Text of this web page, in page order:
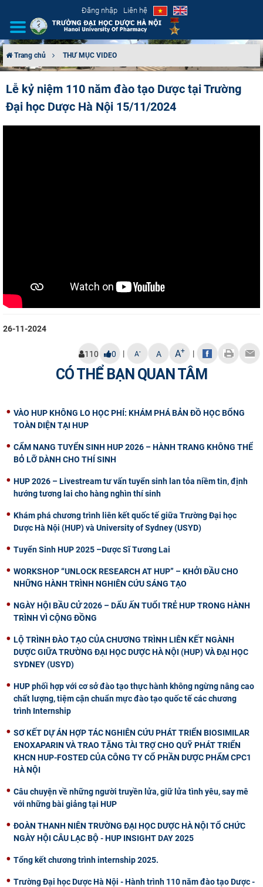
Đăng nhập Liên hệ
CƠ CẤU TỔ CHỨC
CỰU NGƯỜI HỌC
Trang chủ THƯ MỤC VIDEO
Lễ kỷ niệm 110 năm đào tạo Dược tại Trường
Đại học Dược Hà Nội 15/11/2024
26-11-2024
110 0 | A- A A+ |
CÓ THỂ BẠN QUAN TÂM
VÀO HUP KHÔNG LO HỌC PHÍ: KHÁM PHÁ BẢN ĐỒ HỌC BỔNG
TOÀN DIỆN TẠI HUP
CẨM NANG TUYỂN SINH HUP 2026 – HÀNH TRANG KHÔNG THỂ
BỎ LỠ DÀNH CHO THÍ SINH
HUP 2026 – Livestream tư vấn tuyển sinh lan tỏa niềm tin, định
hướng tương lai cho hàng nghìn thí sinh
Khám phá chương trình liên kết quốc tế giữa Trường Đại học
Dược Hà Nội (HUP) và University of Sydney (USYD)
Tuyển Sinh HUP 2025 –Dược Sĩ Tương Lai
WORKSHOP “UNLOCK RESEARCH AT HUP” – KHỞI ĐẦU CHO
NHỮNG HÀNH TRÌNH NGHIÊN CỨU SÁNG TẠO
NGÀY HỘI BẦU CỬ 2026 – DẤU ẤN TUỔI TRẺ HUP TRONG HÀNH
TRÌNH VÌ CỘNG ĐỒNG
LỘ TRÌNH ĐÀO TẠO CỦA CHƯƠNG TRÌNH LIÊN KẾT NGÀNH
DƯỢC GIỮA TRƯỜNG ĐẠI HỌC DƯỢC HÀ NỘI (HUP) VÀ ĐẠI HỌC
SYDNEY (USYD)
HUP phối hợp với cơ sở đào tạo thực hành không ngừng nâng cao
chất lượng, tiệm cận chuẩn mực đào tạo quốc tế các chương
trình Internship
SƠ KẾT DỰ ÁN HỢP TÁC NGHIÊN CỨU PHÁT TRIỂN BIOSIMILAR
ENOXAPARIN VÀ TRAO TẶNG TÀI TRỢ CHO QUỸ PHÁT TRIỂN
KHCN HUP-FOSTED CỦA CÔNG TY CỔ PHẦN DƯỢC PHẨM CPC1
HÀ NỘI
Câu chuyện về những người truyền lửa, giữ lửa tình yêu, say mê
với những bài giảng tại HUP
ĐOÀN THANH NIÊN TRƯỜNG ĐẠI HỌC DƯỢC HÀ NỘI TỔ CHỨC
NGÀY HỘI CÂU LẠC BỘ - HUP INSIGHT DAY 2025
Tổng kết chương trình internship 2025.
Trường Đại học Dược Hà Nội - Hành trình 110 năm đào tạo Dược -